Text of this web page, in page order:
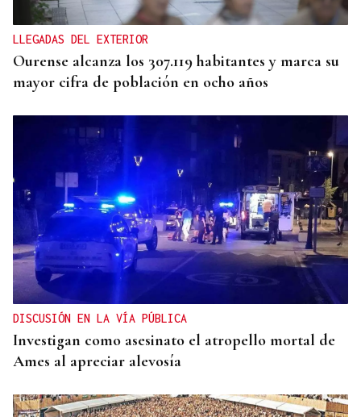
LLEGADAS DEL EXTERIOR
Ourense alcanza los 307.119 habitantes y marca su
mayor cifra de población en ocho años
DISCUSIÓN EN LA VÍA PÚBLICA
Investigan como asesinato el atropello mortal de
Ames al apreciar alevosía